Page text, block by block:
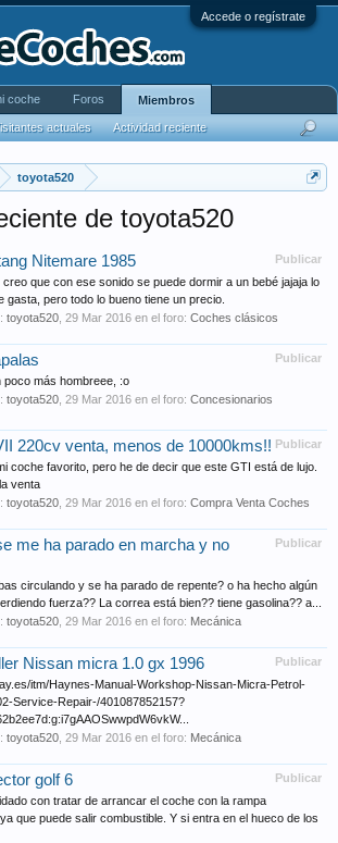
Accede o regístrate
toyota520
de toyota520
Publicar
Nitemare 1985
creo que con ese sonido se puede dormir a un bebé jajaja lo
gasta, pero todo lo bueno tiene un precio.
toyota520 29 Mar 2016 en el foro: Coches clásicos
Publicar
poco más hombreee, :o
toyota520 29 Mar 2016 en el foro: Concesionarios
Publicar
220cv venta, menos de 10000kms!!
coche favorito, pero he de decir que este GTI está de lujo.
venta
toyota520 29 Mar 2016 en el foro: Compra Venta Coches
Publicar
me ha parado en marcha y no
circulando y se ha parado de repente? o ha hecho algún
fuerza?? La correa está bien?? tiene gasolina?? a...
toyota520 29 Mar 2016 en el foro: Mecánica
Publicar
Nissan micra 1.0 gx 1996
itm/Haynes-Manual-Workshop-Nissan-Micra-Petrol-
Service-Repair-/401087852157?
toyota520 29 Mar 2016 en el foro: Mecánica
Publicar
golf 6
con tratar de arrancar el coche con la rampa
que puede salir combustible. Y si entra en el hueco de los
coche Foros Miembros
actuales Actividad reciente